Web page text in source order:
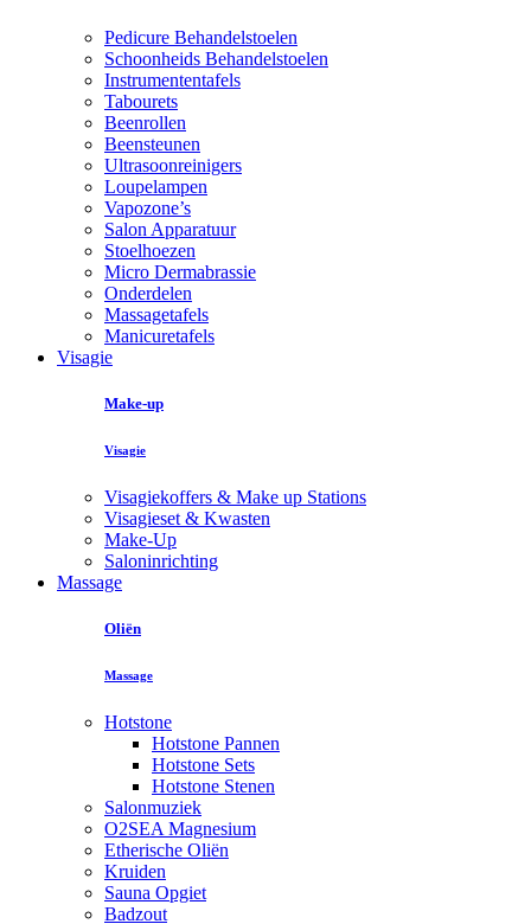
Pedicure Behandelstoelen
Schoonheids Behandelstoelen
Instrumententafels
Tabourets
Beenrollen
Beensteunen
Ultrasoonreinigers
Loupelampen
Vapozone’s
Salon Apparatuur
Stoelhoezen
Micro Dermabrassie
Onderdelen
Massagetafels
Manicuretafels
Visagie
Make-up
Visagie
Visagiekoffers & Make up Stations
Visagieset & Kwasten
Make-Up
Saloninrichting
Massage
Oliën
Massage
Hotstone
Hotstone Pannen
Hotstone Sets
Hotstone Stenen
Salonmuziek
O2SEA Magnesium
Etherische Oliën
Kruiden
Sauna Opgiet
Badzout